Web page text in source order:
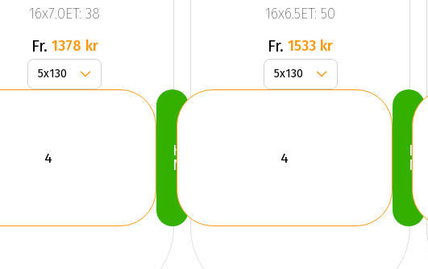
Matt
Polish
16x7.0ET: 38
Fr. 1378 kr
Köp
Nu
Dull
Black
16x6.5ET: 50
Fr. 1533 kr
Köp
Nu